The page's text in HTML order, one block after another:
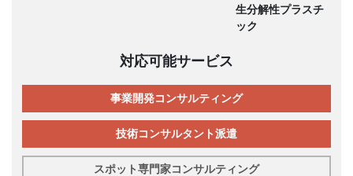
生分解性プラスチ
ック
対応可能サービス
事業開発コンサルティング
技術コンサルタント派遣
スポット専門家コンサルティング